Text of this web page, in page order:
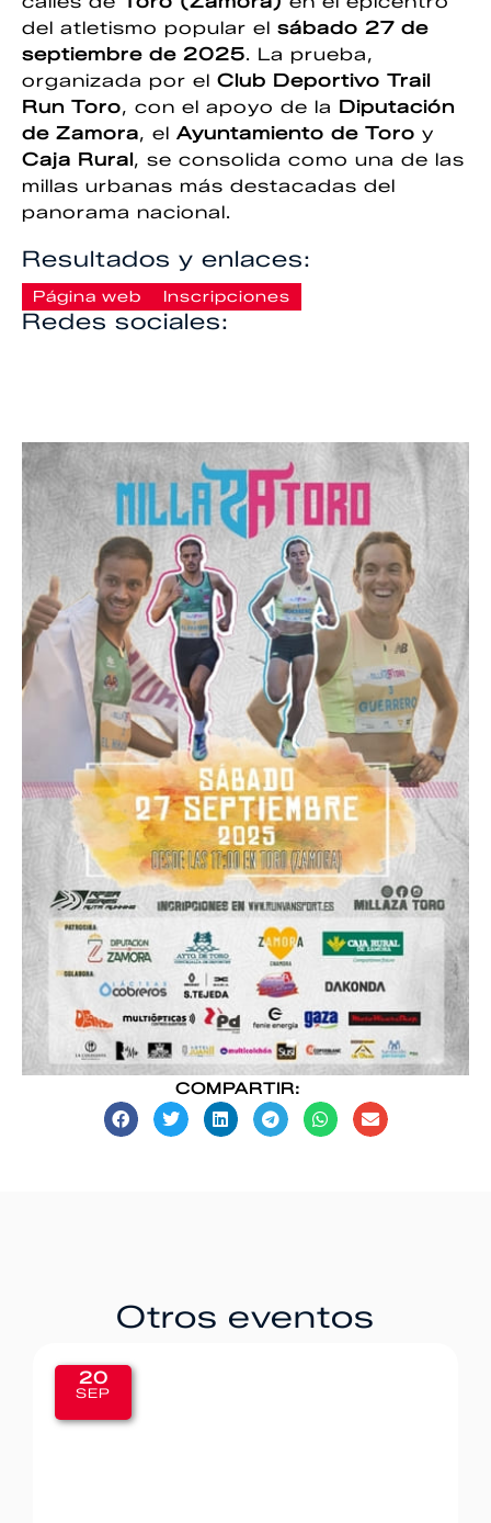
del atletismo popular el sábado 27 de
septiembre de 2025. La prueba,
organizada por el Club Deportivo Trail
Run Toro, con el apoyo de la Diputación
de Zamora, el Ayuntamiento de Toro y
Caja Rural, se consolida como una de las
millas urbanas más destacadas del
panorama nacional.
Resultados y enlaces:
Página web Inscripciones
Redes sociales:
COMPARTIR:
Otros eventos
20
SEP